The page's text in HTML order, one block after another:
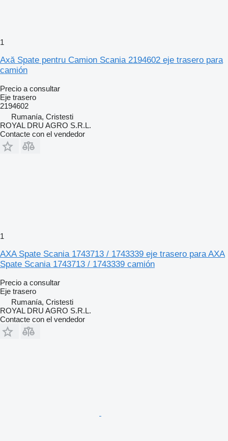
1
Axă Spate pentru Camion Scania 2194602 eje trasero para
camión
Precio a consultar
Eje trasero
2194602
Rumanía, Cristesti
ROYAL DRU AGRO S.R.L.
Contacte con el vendedor
1
AXA Spate Scania 1743713 / 1743339 eje trasero para AXA
Spate Scania 1743713 / 1743339 camión
Precio a consultar
Eje trasero
Rumanía, Cristesti
ROYAL DRU AGRO S.R.L.
Contacte con el vendedor